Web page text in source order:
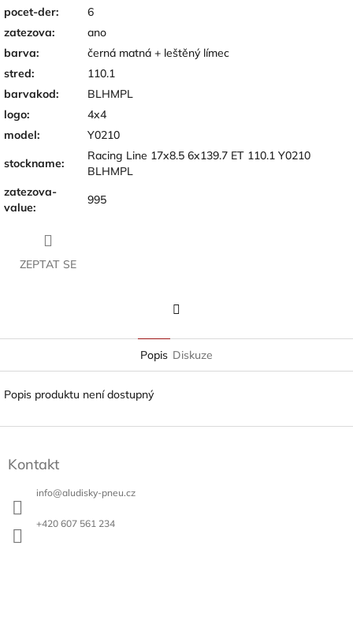
pocet-der:
6
zatezova:
ano
barva:
černá matná + leštěný límec
stred:
110.1
barvakod:
BLHMPL
logo:
4x4
model:
Y0210
stockname:
Racing Line 17x8.5 6x139.7 ET 110.1 Y0210
BLHMPL
zatezova-
value:
995
ZEPTAT SE
Popis Diskuze
Popis produktu není dostupný
Kontakt
info@aludisky-pneu.cz
+420 607 561 234